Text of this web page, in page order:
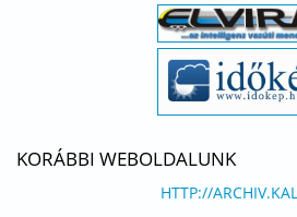
KORÁBBI WEBOLDALUNK
HTTP://